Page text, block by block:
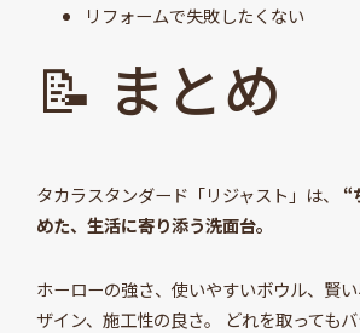
リフォームで失敗したくない
📝 まとめ
タカラスタンダード「リジャスト」は、 “
めた、生活に寄り添う洗面台。
ホーローの強さ、使いやすいボウル、賢
ザイン、施工性の良さ。 どれを取っても